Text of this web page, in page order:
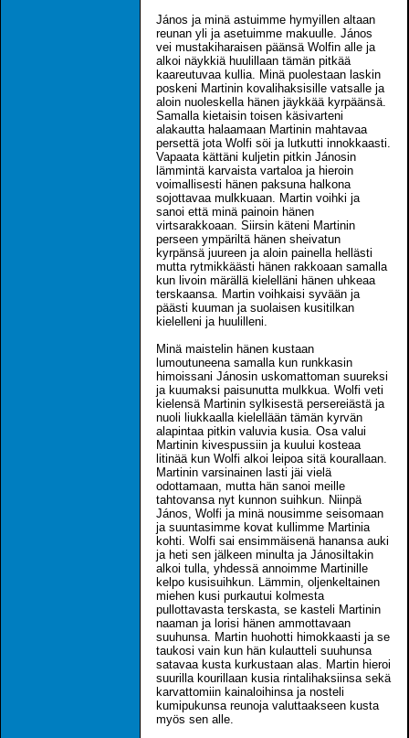
János ja minä astuimme hymyillen altaan
reunan yli ja asetuimme makuulle. János
vei mustakiharaisen päänsä Wolfin alle ja
alkoi näykkiä huulillaan tämän pitkää
kaareutuvaa kullia. Minä puolestaan laskin
poskeni Martinin kovalihaksisille vatsalle ja
aloin nuoleskella hänen jäykkää kyrpäänsä.
Samalla kietaisin toisen käsivarteni
alakautta halaamaan Martinin mahtavaa
persettä jota Wolfi söi ja lutkutti innokkaasti.
Vapaata kättäni kuljetin pitkin Jánosin
lämmintä karvaista vartaloa ja hieroin
voimallisesti hänen paksuna halkona
sojottavaa mulkkuaan. Martin voihki ja
sanoi että minä painoin hänen
virtsarakkoaan. Siirsin käteni Martinin
perseen ympäriltä hänen sheivatun
kyrpänsä juureen ja aloin painella hellästi
mutta rytmikkäästi hänen rakkoaan samalla
kun livoin märällä kielelläni hänen uhkeaa
terskaansa. Martin voihkaisi syvään ja
päästi kuuman ja suolaisen kusitilkan
kielelleni ja huulilleni.
Minä maistelin hänen kustaan
lumoutuneena samalla kun runkkasin
himoissani Jánosin uskomattoman suureksi
ja kuumaksi paisunutta mulkkua. Wolfi veti
kielensä Martinin sylkisestä persereiästä ja
nuoli liukkaalla kielellään tämän kyrvän
alapintaa pitkin valuvia kusia. Osa valui
Martinin kivespussiin ja kuului kosteaa
litinää kun Wolfi alkoi leipoa sitä kourallaan.
Martinin varsinainen lasti jäi vielä
odottamaan, mutta hän sanoi meille
tahtovansa nyt kunnon suihkun. Niinpä
János, Wolfi ja minä nousimme seisomaan
ja suuntasimme kovat kullimme Martinia
kohti. Wolfi sai ensimmäisenä hanansa auki
ja heti sen jälkeen minulta ja Jánosiltakin
alkoi tulla, yhdessä annoimme Martinille
kelpo kusisuihkun. Lämmin, oljenkeltainen
miehen kusi purkautui kolmesta
pullottavasta terskasta, se kasteli Martinin
naaman ja lorisi hänen ammottavaan
suuhunsa. Martin huohotti himokkaasti ja se
taukosi vain kun hän kulautteli suuhunsa
satavaa kusta kurkustaan alas. Martin hieroi
suurilla kourillaan kusia rintalihaksiinsa sekä
karvattomiin kainaloihinsa ja nosteli
kumipukunsa reunoja valuttaakseen kusta
myös sen alle.